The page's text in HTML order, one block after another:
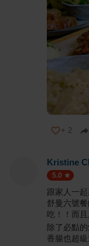
+ 2
Kristine
5.0
跟家人一
舒曼六號
吃！！而
除了必點
香腸也超